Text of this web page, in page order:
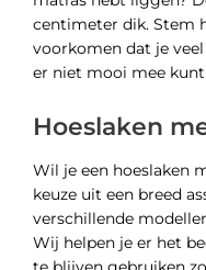
centimeter dik. Stem
voorkomen dat je
er niet mooi mee
Hoeslaken
Wil je een hoeslaken
keuze uit een breed
verschillende
Wij helpen je er het